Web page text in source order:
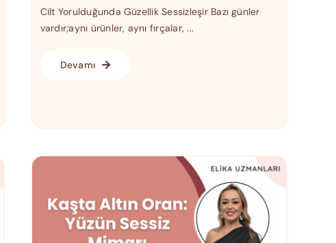
Cilt Yorulduğunda Güzellik Sessizleşir Bazı günler
vardır;aynı ürünler, aynı fırçalar, ...
Devamı